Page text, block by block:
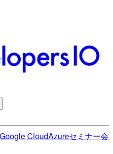
Google CloudAzureセミナー会